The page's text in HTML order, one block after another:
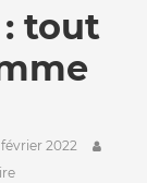
: tout
février 2022